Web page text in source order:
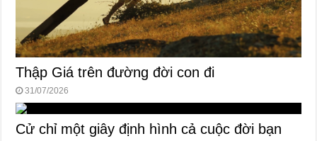
Thập Giá trên đường đời con đi
31/07/2026
Cử chỉ một giây định hình cả cuộc đời bạn